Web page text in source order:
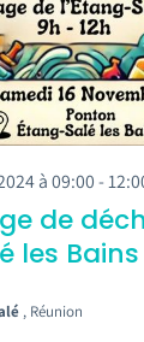
à 09:00-
de
les Bains
, Réunion